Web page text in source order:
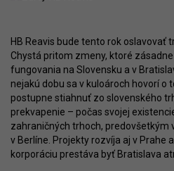
HB Reavis bude tento rok oslavovať
Chystá pritom zmeny, ktoré
fungovania na Slovensku a v
nejakú dobu sa v kuloároch hovorí o
postupne stiahnuť zo slovenského
prekvapenie – počas svojej
zahraničných trhoch, predovšetkým
v Berlíne. Projekty rozvíja aj v Prahe
korporáciu prestáva byť Bratislava